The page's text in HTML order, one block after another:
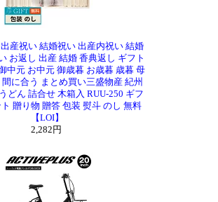
産祝い 結婚祝い 出産内祝い 結婚
お返し 出産 結婚 香典返し ギフト
中元 お中元 御歳暮 お歳暮 歳暮 母
に合う まとめ買い三盛物産 紀州
どん 詰合せ 木箱入 RUU-250 ギフ
ト 贈り物 贈答 包装 熨斗 のし 無料
【LOI】
2,282円